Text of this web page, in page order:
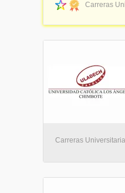
Carreras
Carreras